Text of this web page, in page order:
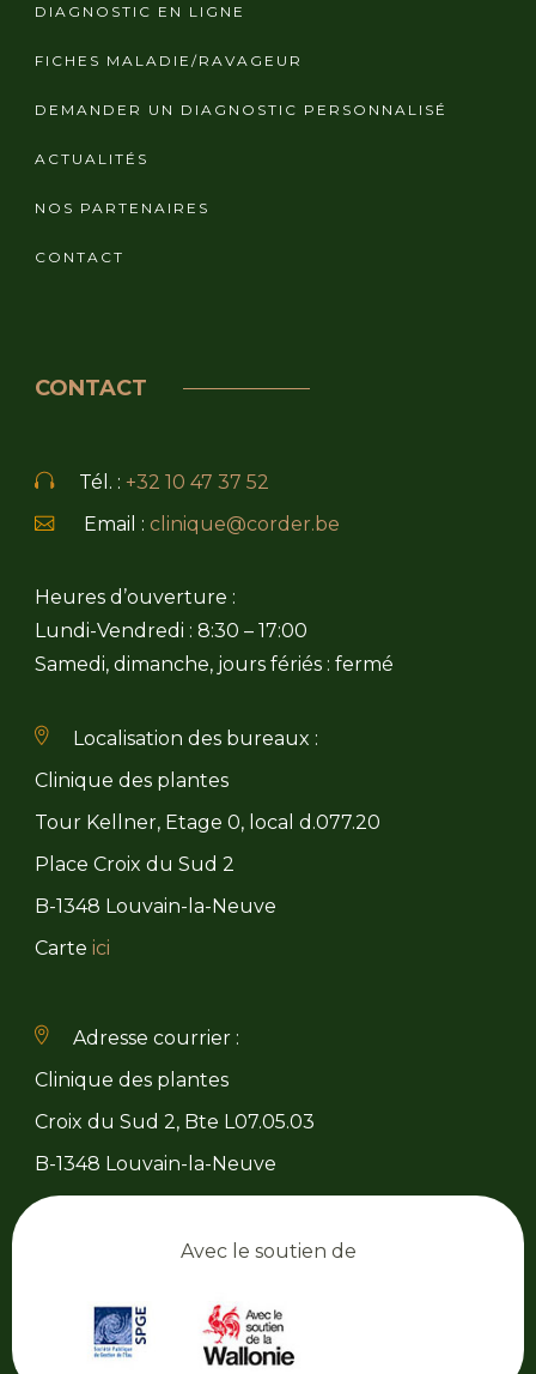
DIAGNOSTIC EN LIGNE
FICHES MALADIE/RAVAGEUR
DEMANDER UN DIAGNOSTIC PERSONNALISÉ
ACTUALITÉS
NOS PARTENAIRES
CONTACT
CONTACT
Tél. : +32 10 47 37 52
Email : clinique@corder.be
Heures d’ouverture :
Lundi-Vendredi : 8:30 – 17:00
Samedi, dimanche, jours fériés : fermé
Localisation des bureaux :
Clinique des plantes
Tour Kellner, Etage 0, local d.077.20
Place Croix du Sud 2
B-1348 Louvain-la-Neuve
Carte ici
Adresse courrier :
Clinique des plantes
Croix du Sud 2, Bte L07.05.03
B-1348 Louvain-la-Neuve
Avec le soutien de